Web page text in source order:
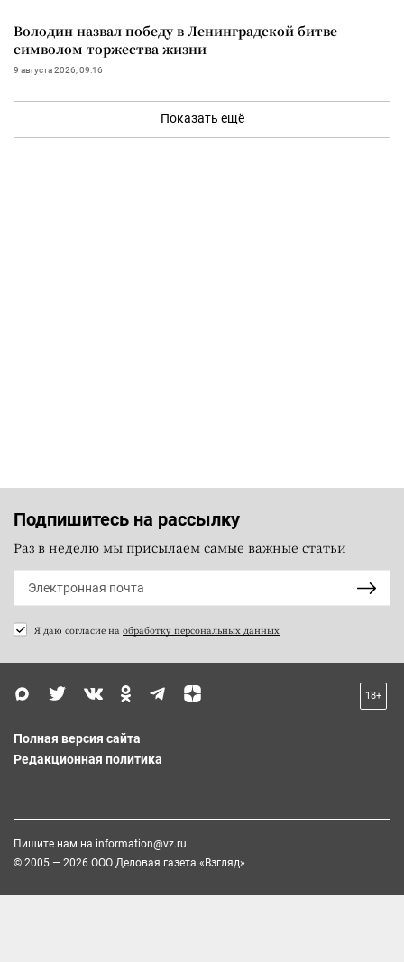
Володин назвал победу в Ленинградской битве
символом торжества жизни
9 августа 2026, 09:16
Показать ещё
Подпишитесь на рассылку
Раз в неделю мы присылаем самые важные статьи
Я даю согласие на обработку персональных данных
18+
Полная версия сайта
Редакционная политика
Пишите нам на information@vz.ru
© 2005 — 2026 ООО Деловая газета «Взгляд»